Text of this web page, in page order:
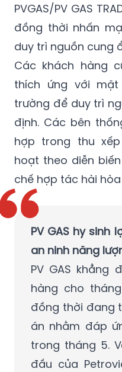
PVGAS/PV GAS
đồng thời nhấn
duy trì nguồn cung
Các khách hàng
thích ứng với
trường để duy trì
định. Các bên
hợp trong thu
hoạt theo diễn
chế hợp tác hài
PV GAS hy sinh
an ninh năng
PV GAS khẳng
hàng cho
đồng thời đang
án nhằm đáp
trong tháng 5.
đầu của